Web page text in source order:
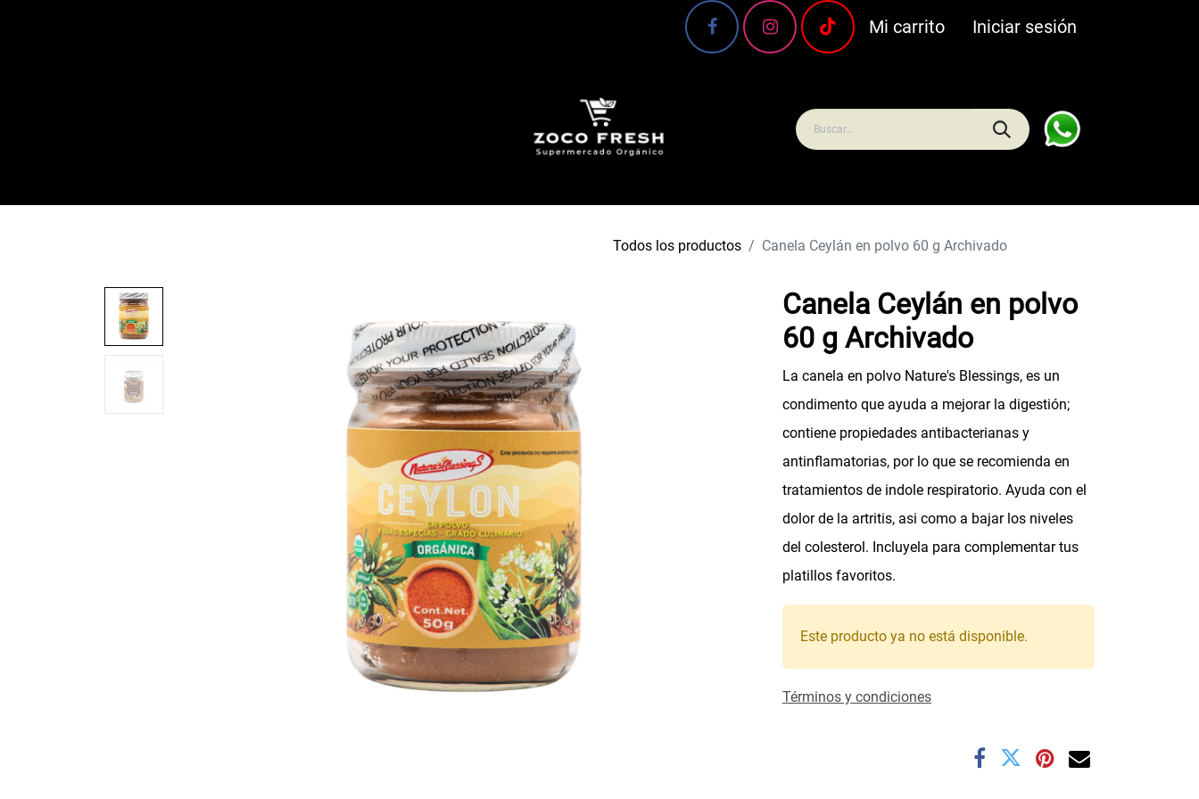
Mi carrito Iniciar sesión
Canasta básica Frutas y verduras Carnes y pescados Frescos
Todos los productos Canela Ceylán en polvo 60 g Archivado
Canela Ceylán en polvo
60 g Archivado
La canela en polvo Nature's Blessings, es un
condimento que ayuda a mejorar la digestión;
contiene propiedades antibacterianas y
antinflamatorias, por lo que se recomienda en
tratamientos de indole respiratorio. Ayuda con el
dolor de la artritis, asi como a bajar los niveles
del colesterol. Incluyela para complementar tus
platillos favoritos.
Este producto ya no está disponible.
Términos y condiciones